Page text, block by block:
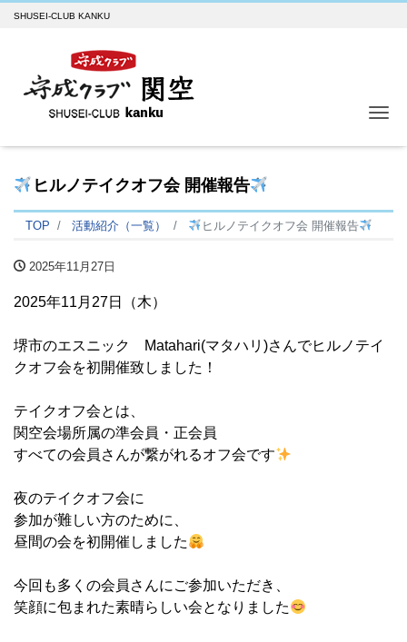
SHUSEI-CLUB KANKU
ヒルノテイクオフ会 開催報告
TOP 活動紹介（一覧） ヒルノテイクオフ会 開催報告
2025年11月27日
2025年11月27日（木）
堺市のエスニック Matahari(マタハリ)さんでヒルノテイ
クオフ会を初開催致しました！
テイクオフ会とは、
関空会場所属の準会員・正会員
すべての会員さんが繋がれるオフ会です
夜のテイクオフ会に
参加が難しい方のために、
昼間の会を初開催しました
今回も多くの会員さんにご参加いただき、
笑顔に包まれた素晴らしい会となりました